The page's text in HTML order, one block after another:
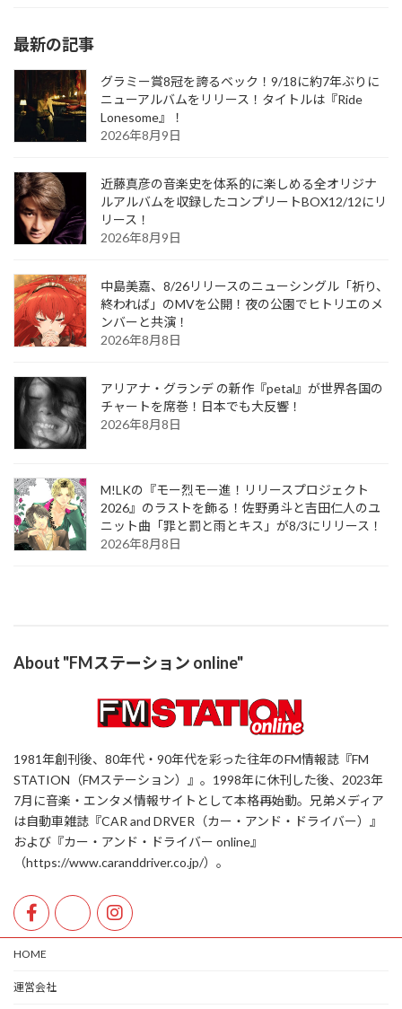
最新の記事
グラミー賞8冠を誇るベック！9/18に約7年ぶりに
ニューアルバムをリリース！タイトルは『Ride
Lonesome』！
2026年8月9日
近藤真彦の音楽史を体系的に楽しめる全オリジナ
ルアルバムを収録したコンプリートBOX12/12にリ
リース！
2026年8月9日
中島美嘉、8/26リリースのニューシングル「祈り、
終われば」のMVを公開！夜の公園でヒトリエのメ
ンバーと共演！
2026年8月8日
アリアナ・グランデ の新作『petal』が世界各国の
チャートを席巻！日本でも大反響！
2026年8月8日
M!LKの『モー烈モー進！リリースプロジェクト
2026』のラストを飾る！佐野勇斗と吉田仁人のユ
ニット曲「罪と罰と雨とキス」が8/3にリリース！
2026年8月8日
About "FMステーション online"
1981年創刊後、80年代・90年代を彩った往年のFM情報誌『FM
STATION（FMステーション）』。1998年に休刊した後、2023年
7月に音楽・エンタメ情報サイトとして本格再始動。兄弟メディア
は自動車雑誌『CAR and DRVER（カー・アンド・ドライバー）』
および『カー・アンド・ドライバー online』
（https://www.caranddriver.co.jp/）。
HOME
運営会社